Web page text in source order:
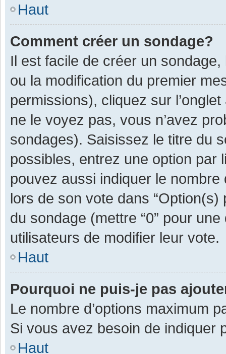
Haut
Comment créer un sondage?
Il est facile de créer un
ou la modification du premier
permissions), cliquez sur l’onglet
ne le voyez pas, vous n’avez
sondages). Saisissez le titre du
possibles, entrez une option par
pouvez aussi indiquer le
lors de son vote dans “Option(s)
du sondage (mettre “0” pour
utilisateurs de modifier leur vote.
Haut
Pourquoi ne puis-je pas
Le nombre d’options maximum
Si vous avez besoin de indiquer
Haut